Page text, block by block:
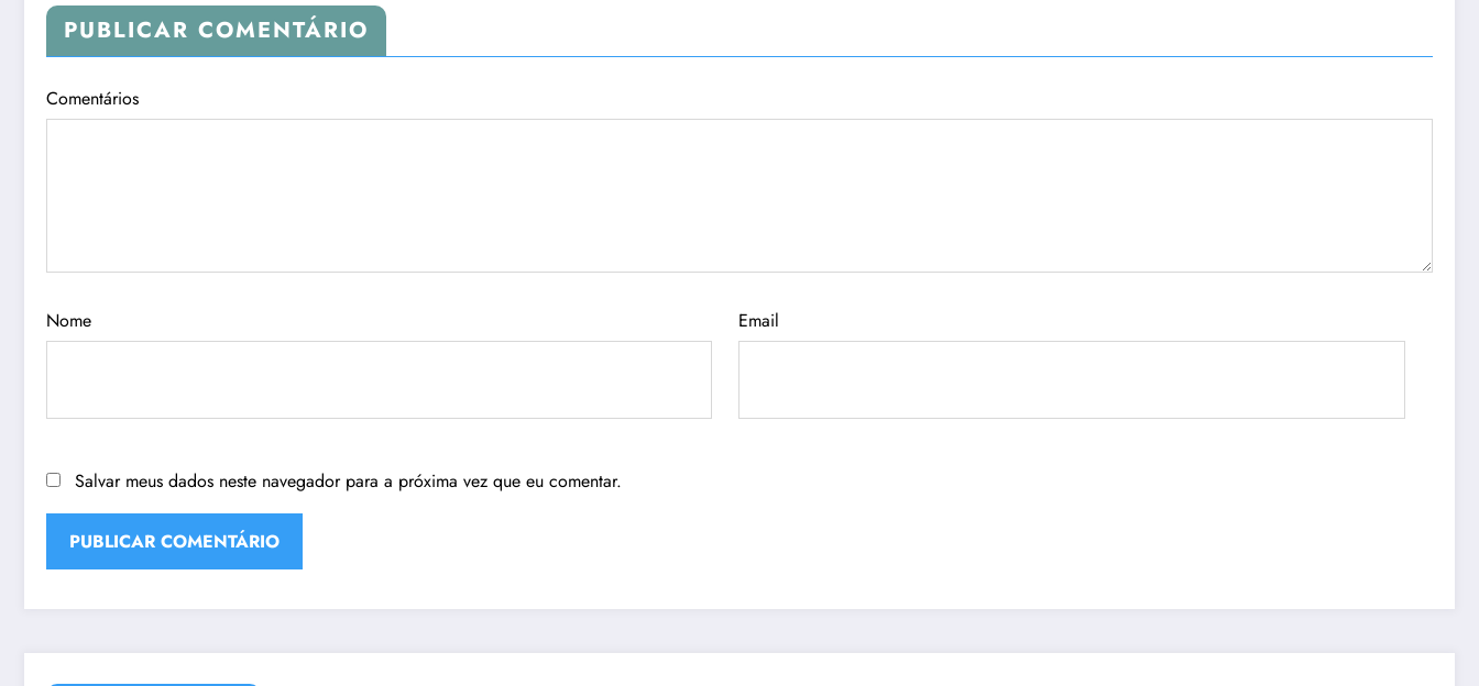
PUBLICAR COMENTÁRIO
Comentários
Nome Email
Salvar meus dados neste navegador para a próxima vez que eu comentar.